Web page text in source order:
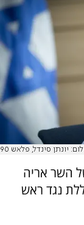
יונתן סינדל, פלאש 90
השר אריה
נגד ראש